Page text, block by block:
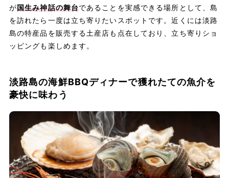
が国生み神話の舞台であることを実感できる場所として、島
を訪れたら一度は立ち寄りたいスポットです。近くには淡路
島の特産品を販売する土産店も点在しており、立ち寄りショ
ッピングも楽しめます。
淡路島の海鮮BBQディナーで獲れたての魚介を
豪快に味わう